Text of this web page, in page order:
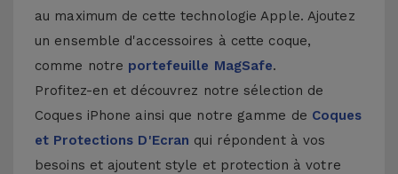
au maximum de cette technologie Apple. Ajoutez
un ensemble d'accessoires à cette coque,
comme notre portefeuille MagSafe.
Profitez-en et découvrez notre sélection de
Coques iPhone ainsi que notre gamme de Coques
et Protections D'Ecran qui répondent à vos
besoins et ajoutent style et protection à votre